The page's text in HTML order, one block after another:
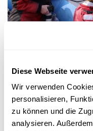
Diese Webseite
Wir verwenden
personalisieren,
zu können und die
analysieren.
Mosambik
Über